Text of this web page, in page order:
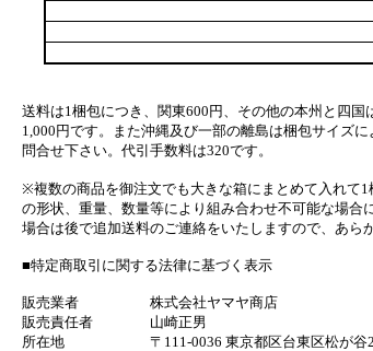
送料は1梱包につき、関東600円、その他の本州と四国
1,000円です。また沖縄及び一部の離島は梱包サイズ
問合せ下さい。代引手数料は320です。
※複数の商品を御注文でも大きな箱にまとめて入れて
の形状、重量、数量等により組み合わせ不可能な場合
場合は後で追加送料のご連絡をいたしますので、あら
■特定商取引に関する法律に基づく表示
販売業者 株式会社ヤマヤ商店
販売責任者 山崎正男
所在地 〒111-0036 東京都区台東区松が谷